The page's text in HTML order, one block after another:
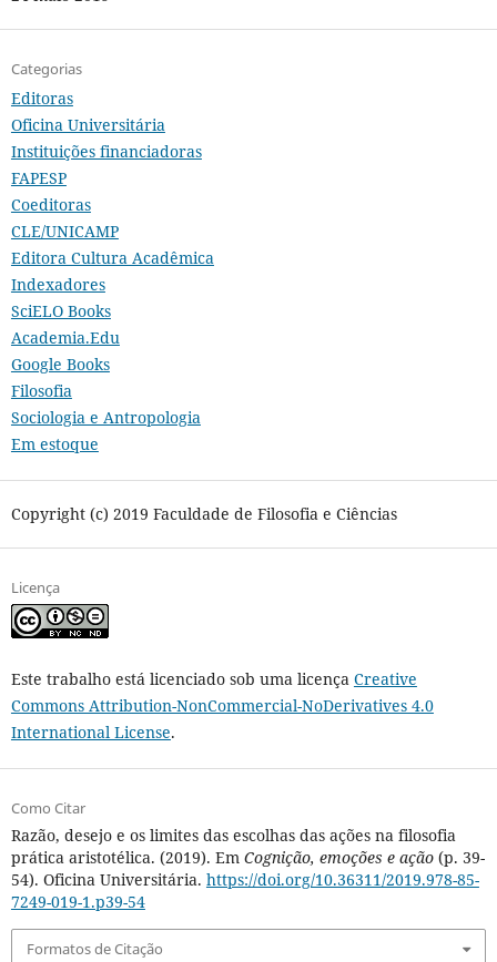
Categorias
Editoras
Oficina Universitária
Instituições financiadoras
FAPESP
Coeditoras
CLE/UNICAMP
Editora Cultura Acadêmica
Indexadores
SciELO Books
Academia.Edu
Google Books
Filosofia
Sociologia e Antropologia
Em estoque
Copyright (c) 2019 Faculdade de Filosofia e Ciências
Licença
Este trabalho está licenciado sob uma licença Creative
Commons Attribution-NonCommercial-NoDerivatives 4.0
International License.
Como Citar
Razão, desejo e os limites das escolhas das ações na filosofia
prática aristotélica. (2019). Em Cognição, emoções e ação(p. 39-
54). Oficina Universitária. https://doi.org/10.36311/2019.978-85-
7249-019-1.p39-54
Formatos de Citação